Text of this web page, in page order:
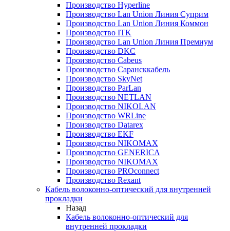
Производство Hyperline
Производство Lan Union Линия Суприм
Производство Lan Union Линия Коммон
Производство ITK
Производство Lan Union Линия Премиум
Производство DKC
Производство Cabeus
Производство Сарансккабель
Производство SkyNet
Производство ParLan
Производство NETLAN
Производство NIKOLAN
Производство WRLine
Производство Datarex
Производство EKF
Производство NIKOMAX
Производство GENERICA
Производство NIKOMAX
Производство PROconnect
Производство Rexant
Кабель волоконно-оптический для внутренней
прокладки
Назад
Кабель волоконно-оптический для
внутренней прокладки